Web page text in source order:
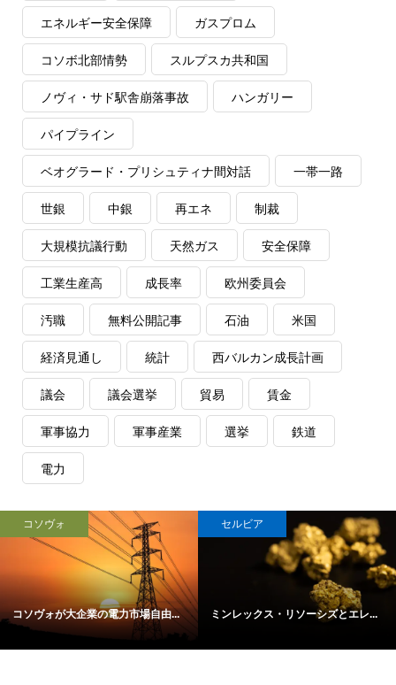
エネルギー安全保障 ガスプロム
コソボ北部情勢 スルプスカ共和国
ノヴィ・サド駅舎崩落事故 ハンガリー
パイプライン
ベオグラード・プリシュティナ間対話 一帯一路
世銀 中銀 再エネ 制裁
大規模抗議行動 天然ガス 安全保障
工業生産高 成長率 欧州委員会
汚職 無料公開記事 石油 米国
経済見通し 統計 西バルカン成長計画
議会 議会選挙 貿易 賃金
軍事協力 軍事産業 選挙 鉄道
電力
コソヴォ
コソヴォが大企業の電力市場自由...
セルビア
ミンレックス・リソーシズとエレ...